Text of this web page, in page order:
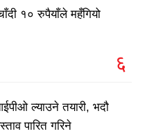
१० रुपैयाँले महँगियो
६
ल्याउने तयारी, भदौ
पारित गरिने